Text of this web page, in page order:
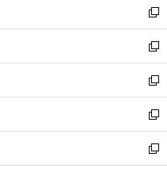
く
で
開
く
ド
ウ
で
開
く
ィ
ン
ド
ウ
で
開
く
い
ウ
ィ
ン
ド
ウ
で
開
く
新
し
い
ウ
ィ
ン
ド
ウ
で
開
新
し
い
ウ
ィ
ン
ド
ウ
新
し
い
ウ
ィ
ン
新
し
い
ウ
新
し